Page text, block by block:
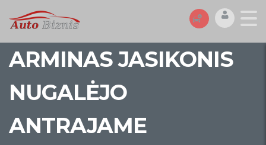
ARMINAS JASIKONIS
NUGALĖJO
ANTRAJAME